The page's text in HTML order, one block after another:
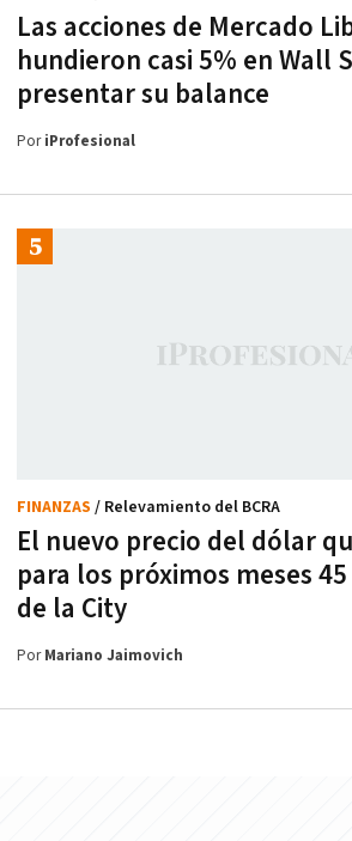
Las acciones de Mercado
hundieron casi 5% en Wall
presentar su balance
PoriProfesional
El nuevo precio del dólar
para los próximos meses
de la City
FINANZAS / Relevamiento del BCRA
PorMariano Jaimovich